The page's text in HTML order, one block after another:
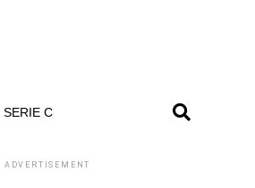
SERIE C
ADVERTISEMENT